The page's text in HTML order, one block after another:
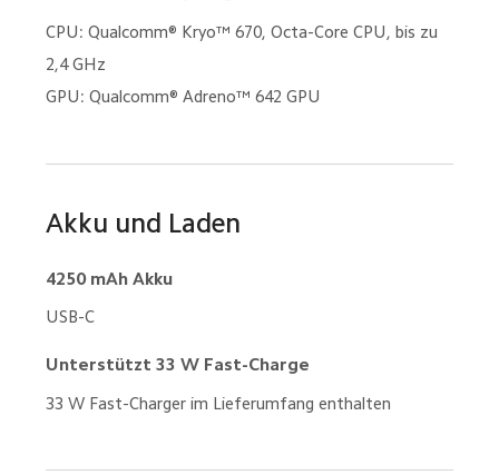
CPU: Qualcomm® Kryo™ 670, Octa-Core CPU, bis zu
2,4 GHz
GPU: Qualcomm® Adreno™ 642 GPU
Akku und Laden
4250 mAh Akku
USB-C
Unterstützt 33 W Fast-Charge
33 W Fast-Charger im Lieferumfang enthalten